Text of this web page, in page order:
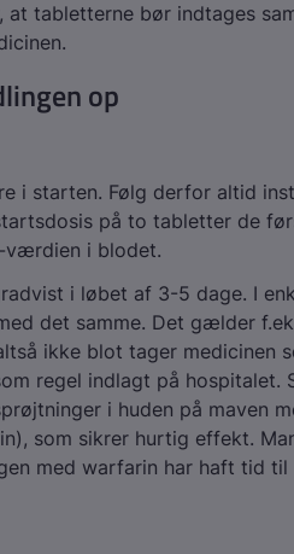
tabletterne bør indtages
op
i starten. Følg derfor altid
på to tabletter de
værdien i blodet.
i løbet af 3-5 dage. I
det samme. Det gælder
ikke blot tager medicinen
regel indlagt på hospitalet.
i huden på maven
som sikrer hurtig effekt.
med warfarin har haft tid til